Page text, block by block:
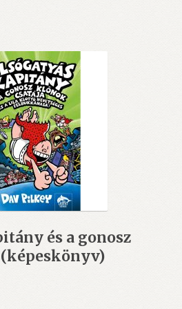
és a gonosz